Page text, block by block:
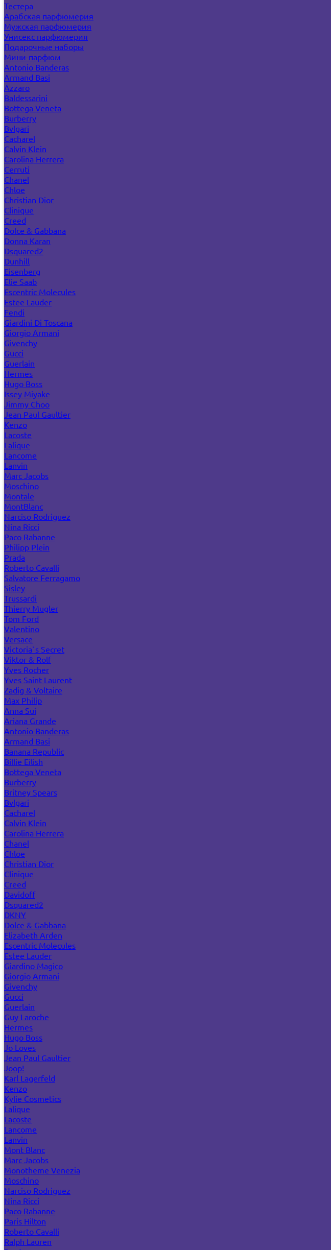
Тестера
Арабская парфюмерия
Мужская парфюмерия
Унисекс парфюмерия
Подарочные наборы
Мини-парфюм
Antonio Banderas
Armand Basi
Azzaro
Baldessarini
Bottega Veneta
Burberry
Bvlgari
Cacharel
Calvin Klein
Carolina Herrera
Cerruti
Chanel
Chloe
Christian Dior
Clinique
Creed
Dolce & Gabbana
Donna Karan
Dsquared2
Dunhill
Eisenberg
Elie Saab
Escentric Molecules
Estee Lauder
Fendi
Giardini Di Toscana
Giorgio Armani
Givenchy
Gucci
Guerlain
Hermes
Hugo Boss
Issey Miyake
Jimmy Choo
Jean Paul Gaultier
Kenzo
Lacoste
Lalique
Lancome
Lanvin
Marc Jacobs
Moschino
Montale
MontBlanc
Narciso Rodriguez
Nina Ricci
Paco Rabanne
Philipp Plein
Prada
Roberto Cavalli
Salvatore Ferragamo
Sisley
Trussardi
Thierry Mugler
Tom Ford
Valentino
Versace
Victoria`s Secret
Viktor & Rolf
Yves Rocher
Yves Saint Laurent
Zadig & Voltaire
Max Philip
Anna Sui
Ariana Grande
Antonio Banderas
Armand Basi
Banana Republic
Billie Eilish
Bottega Veneta
Burberry
Britney Spears
Bvlgari
Cacharel
Calvin Klein
Carolina Herrera
Chanel
Chloe
Christian Dior
Clinique
Creed
Davidoff
Dsquared2
DKNY
Dolce & Gabbana
Elizabeth Arden
Escentric Molecules
Estee Lauder
Giardino Magico
Giorgio Armani
Givenchy
Gucci
Guerlain
Guy Laroche
Hermes
Hugo Boss
Jo Loves
Jean Paul Gaultier
Joop!
Karl Lagerfeld
Kenzo
Kylie Cosmetics
Lalique
Lacoste
Lancome
Lanvin
Mont Blanc
Marc Jacobs
Monotheme Venezia
Moschino
Narciso Rodriguez
Nina Ricci
Paco Rabanne
Paris Hilton
Roberto Cavalli
Ralph Lauren